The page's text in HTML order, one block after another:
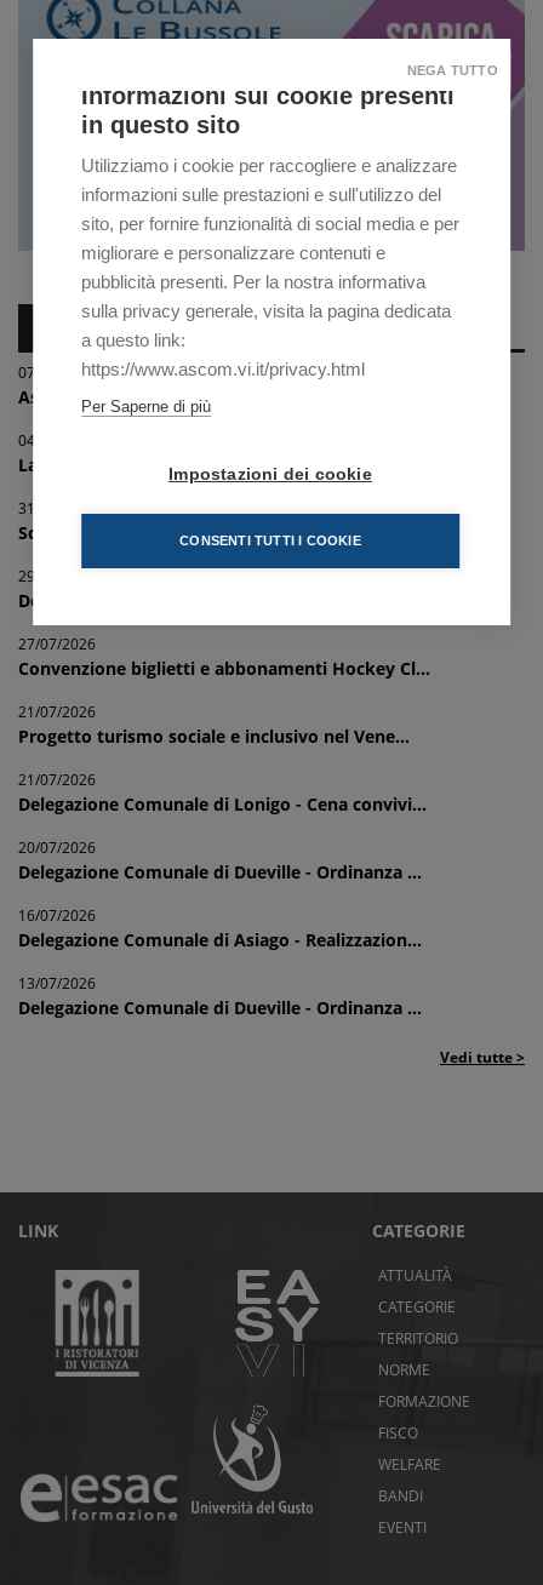
NEWS IMPRESE
07/08/2026
Associazione provinciale commercianti prodott...
04/08/2026
Laboratorio per ragazzi "On board con le STEM...
31/07/2026
Scopri i nuovi corsi finanziati con i Voucher...
29/07/2026
Delegazione Comunale di Vicenza - "Progetto R...
27/07/2026
Convenzione biglietti e abbonamenti Hockey Cl...
21/07/2026
Progetto turismo sociale e inclusivo nel Vene...
21/07/2026
Delegazione Comunale di Lonigo - Cena convivi...
20/07/2026
Delegazione Comunale di Dueville - Ordinanza ...
16/07/2026
Delegazione Comunale di Asiago - Realizzazion...
13/07/2026
Delegazione Comunale di Dueville - Ordinanza ...
Vedi tutte >
LINK CATEGORIE
ATTUALITÀ
CATEGORIE
TERRITORIO
NORME
FORMAZIONE
FISCO
WELFARE
BANDI
EVENTI
Informazioni sui cookie presenti
in questo sito
Utilizziamo i cookie per raccogliere e analizzare
informazioni sulle prestazioni e sull'utilizzo del
sito, per fornire funzionalità di social media e per
migliorare e personalizzare contenuti e
pubblicità presenti. Per la nostra informativa
sulla privacy generale, visita la pagina dedicata
a questo link:
https://www.ascom.vi.it/privacy.html
Per Saperne di più
Impostazioni dei cookie
NEGA TUTTO
CONSENTI TUTTI I COOKIE